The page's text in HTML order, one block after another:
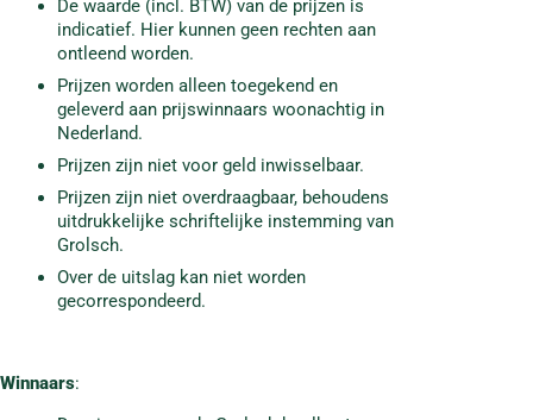
De waarde (incl. BTW) van de prijzen is
indicatief. Hier kunnen geen rechten aan
ontleend worden.
Prijzen worden alleen toegekend en
geleverd aan prijswinnaars woonachtig in
Nederland.
Prijzen zijn niet voor geld inwisselbaar.
Prijzen zijn niet overdraagbaar, behoudens
uitdrukkelijke schriftelijke instemming van
Grolsch.
Over de uitslag kan niet worden
gecorrespondeerd.
Winnaars: